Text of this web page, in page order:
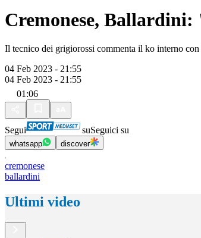
Cremonese,
Il tecnico dei grigiorossi commenta il ko interno
04 Feb 2023 - 21:55
04 Feb 2023 - 21:55
01:06
Segui suSeguici su
whatsapp discover
cremonese
ballardini
Ultimi video